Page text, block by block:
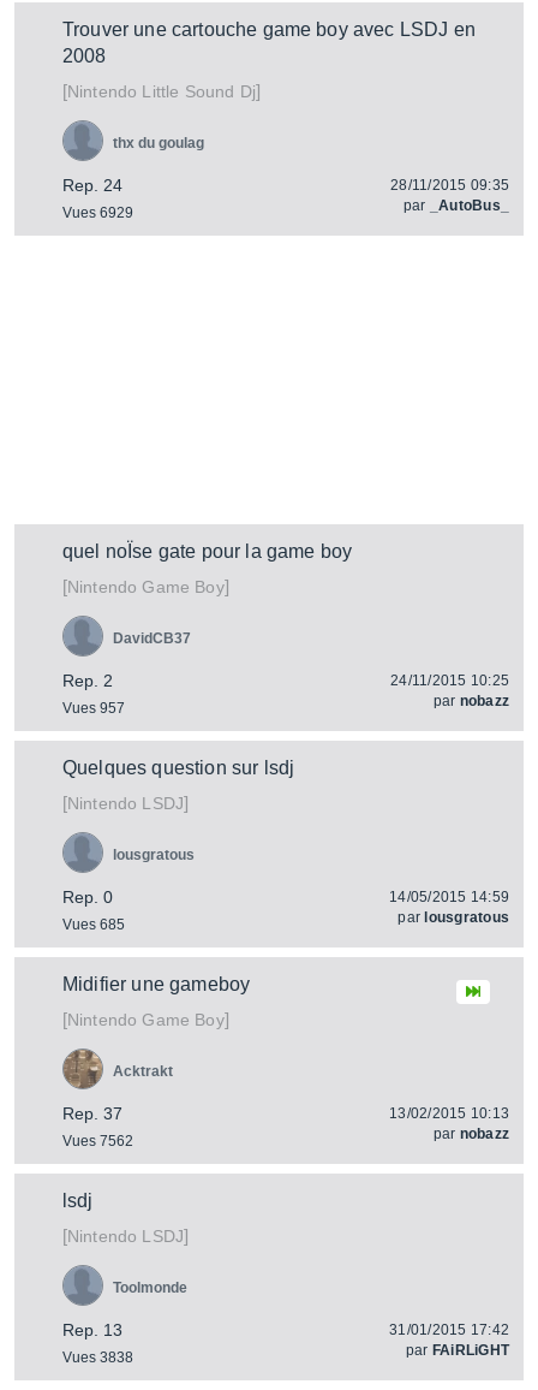
Trouver une cartouche game boy avec LSDJ en
2008
[Nintendo Little Sound Dj]
Rep. 24
Vues 6929
thx du goulag
28/11/2015 09:35
par
_AutoBus_
quel noÏse gate pour la game boy
[Nintendo Game Boy]
Rep. 2
Vues 957
DavidCB37
24/11/2015 10:25
par nobazz
Quelques question sur lsdj
[Nintendo LSDJ]
Rep. 0
Vues 685
lousgratous
14/05/2015 14:59
par lousgratous
Midifier une gameboy
[Nintendo Game Boy]
Rep. 37
Vues 7562
Acktrakt
13/02/2015 10:13
par nobazz
lsdj
[Nintendo LSDJ]
Rep. 13
Vues 3838
Toolmonde
31/01/2015 17:42
par FAiRLiGHT